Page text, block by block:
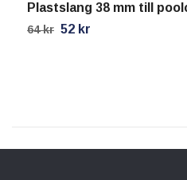
Plastslang 38 mm till
64 kr 52 kr